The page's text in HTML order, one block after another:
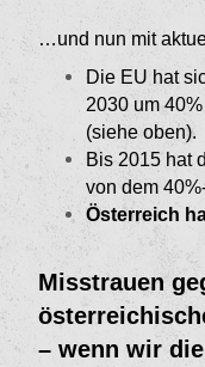
…und nun mit
Die EU hat
2030 um
(siehe oben).
Bis 2015 hat
von dem
Österreich
Misstrauen
– wenn wir